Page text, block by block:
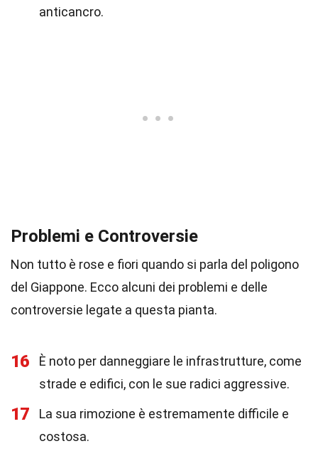
anticancro.
Problemi e Controversie
Non tutto è rose e fiori quando si parla del poligono
del Giappone. Ecco alcuni dei problemi e delle
controversie legate a questa pianta.
16
È noto per danneggiare le infrastrutture, come
strade e edifici, con le sue radici aggressive.
17
La sua rimozione è estremamente difficile e
costosa.